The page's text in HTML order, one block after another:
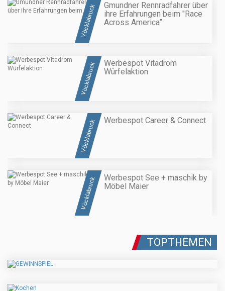
Vöcklabruck
Gmundner Rennradfahrer über
ihre Erfahrungen beim "Race
Across America”
Vöcklabruck
Werbespot Vitadrom
Würfelaktion
Vöcklabruck Werbespot Career & Connect
Vöcklabruck
Werbespot See + maschik by
Möbel Maier
TOPTHEMEN